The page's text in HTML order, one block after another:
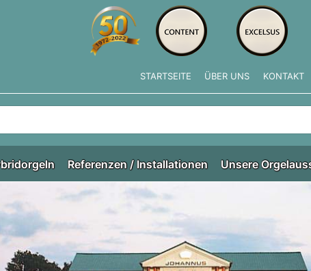
STARTSEITE ÜBER UNS KONTAKT
Sie tippen, erscheinen automatisch erste Ergebnisse.
Referenzen / Installationen Unsere